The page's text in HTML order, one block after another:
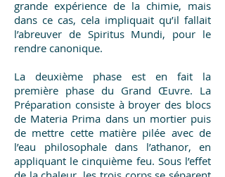
grande expérience de la chimie, mais
dans ce cas, cela impliquait qu’il fallait
l’abreuver de Spiritus Mundi, pour le
rendre canonique.
La deuxième phase est en fait la
première phase du Grand Œuvre. La
Préparation consiste à broyer des blocs
de Materia Prima dans un mortier puis
de mettre cette matière pilée avec de
l’eau philosophale dans l’athanor, en
appliquant le cinquième feu. Sous l’effet